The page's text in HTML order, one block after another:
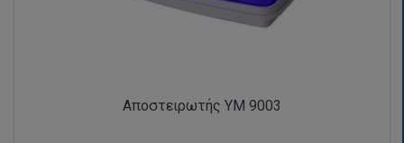
Αποστειρωτής YM 9003